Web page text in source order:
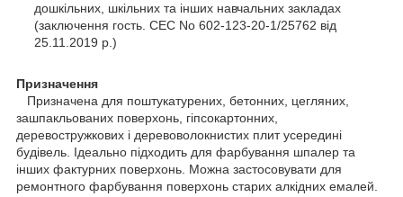
дошкільних, шкільних та інших навчальних закладах
(заключення гость. СЕС No 602-123-20-1/25762 від
25.11.2019 р.)
Призначення
Призначена для поштукатурених, бетонних, цегляних,
зашпакльованих поверхонь, гіпсокартонних,
деревостружкових і деревоволокнистих плит усередині
будівель. Ідеально підходить для фарбування шпалер та
інших фактурних поверхонь. Можна застосовувати для
ремонтного фарбування поверхонь старих алкідних емалей.